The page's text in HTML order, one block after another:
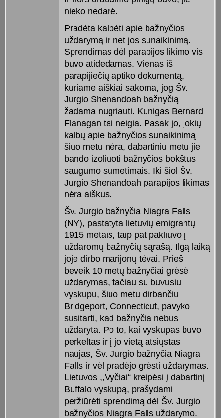
nieko nedarė.
Pradėta kalbėti apie bažnyčios
uždarymą ir net jos sunaikinimą.
Sprendimas dėl parapijos likimo vis
buvo atidedamas. Vienas iš
parapijiečių aptiko dokumentą,
kuriame aiškiai sakoma, jog Šv.
Jurgio Shenandoah bažnyčią
žadama nugriauti. Kunigas Bernard
Flanagan tai neigia. Pasak jo, jokių
kalbų apie bažnyčios sunaikinimą
šiuo metu nėra, dabartiniu metu jie
bando izoliuoti bažnyčios bokštus
saugumo sumetimais. Iki šiol Šv.
Jurgio Shenandoah parapijos likimas
nėra aiškus.
Šv. Jurgio bažnyčia Niagra Falls
(NY), pastatyta lietuvių emigrantų
1915 metais, taip pat pakliuvo į
uždaromų bažnyčių sąrašą. Ilgą laiką
joje dirbo marijonų tėvai. Prieš
beveik 10 metų bažnyčiai grėsė
uždarymas, tačiau su buvusiu
vyskupu, šiuo metu dirbančiu
Bridgeport, Connecticut, pavyko
susitarti, kad bažnyčia nebus
uždaryta. Po to, kai vyskupas buvo
perkeltas ir į jo vietą atsiųstas
naujas, Šv. Jurgio bažnyčia Niagra
Falls ir vėl pradėjo grėsti uždarymas.
Lietuvos ,,Vyčiai“ kreipėsi į dabartinį
Buffalo vyskupą, prašydami
peržiūrėti sprendimą dėl Šv. Jurgio
bažnyčios Niagra Falls uždarymo.